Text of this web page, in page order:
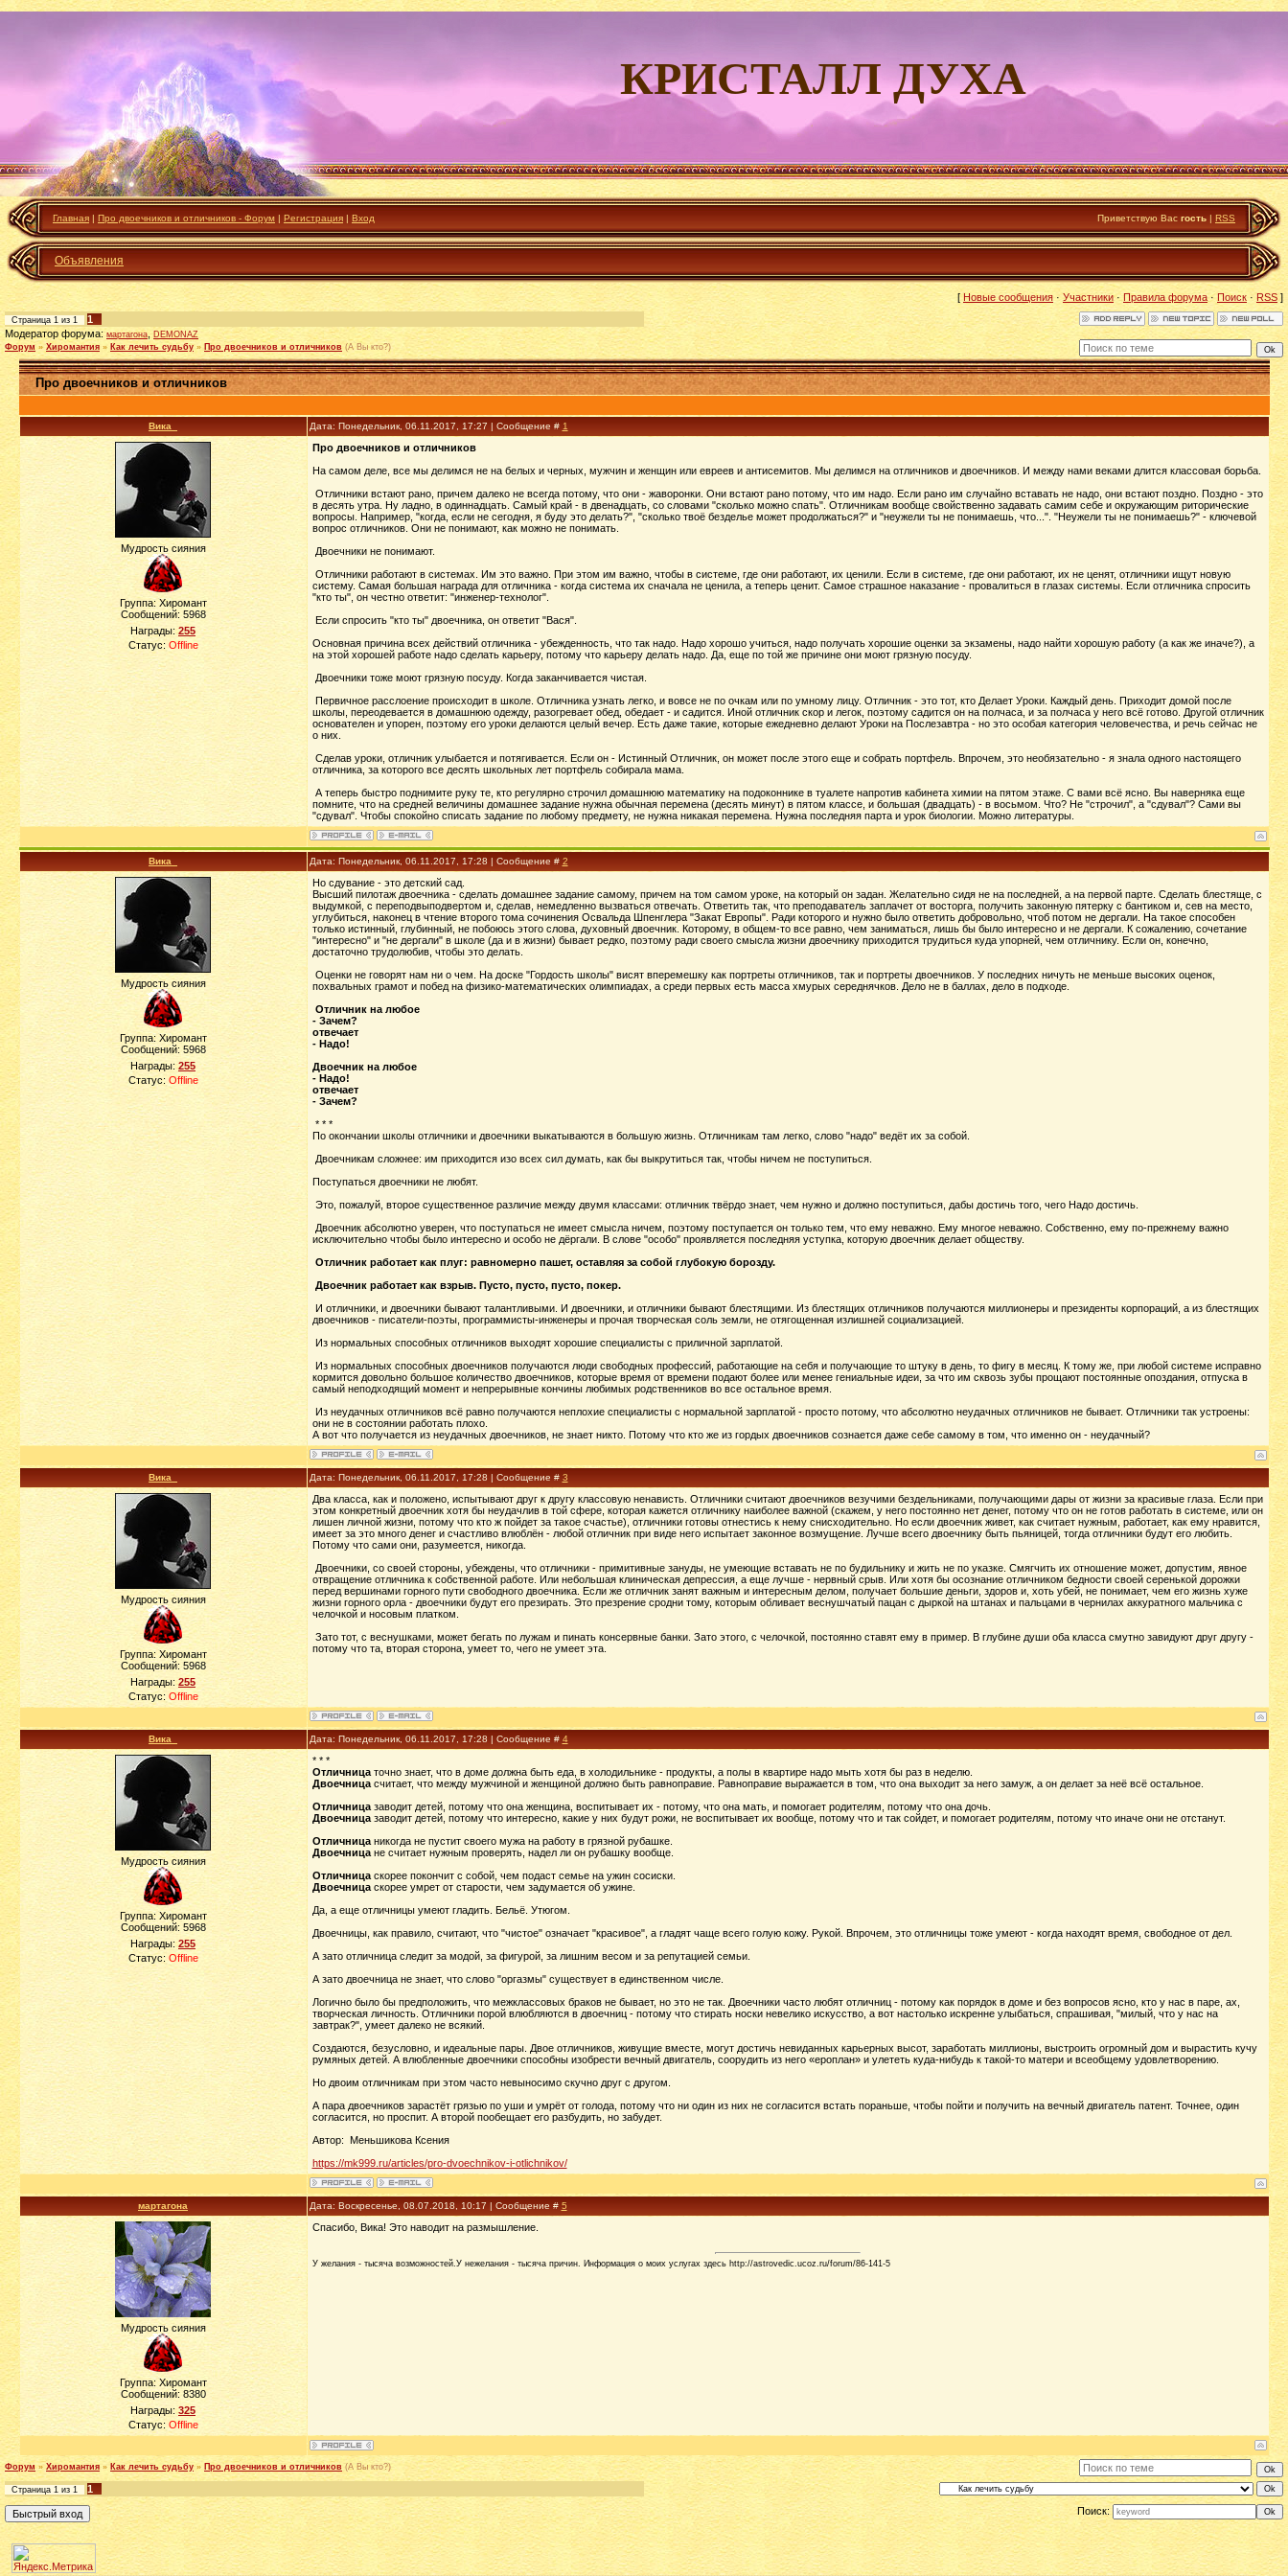
КРИСТАЛЛ ДУХА
Главная | Про двоечников и отличников - Форум | Регистрация | Вход Приветствую Вас гость | RSS
Объявления
[Новые сообщения · Участники·Правила форума·Поиск · RSS ]
Страница 1 из 1
1
Модератор форума:мартагона
DEMONAZ
Форум » Хиромантия » Как лечить судьбу » Про двоечников и отличников (А Вы кто?)
Про двоечников и отличников
Вика_ Дата: Понедельник, 06.11.2017, 17:27 | Сообщение # 1
Мудрость сияния
Группа: Хиромант
Сообщений: 5968
Награды:255
Статус: Offline
Про двоечников и отличников
На самом деле, все мы делимся не на белых и черных, мужчин и женщин или евреев и антисемитов. Мы делимся на отличников и двоечников. И между нами веками длится классовая борьба.
Отличники встают рано, причем далеко не всегда потому, что они - жаворонки. Они встают рано потому, что им надо. Если рано им случайно вставать не надо, они встают поздно. Поздно - это
в десять утра. Ну ладно, в одиннадцать. Самый край - в двенадцать, со словами "сколько можно спать". Отличникам вообще свойственно задавать самим себе и окружающим риторические
вопросы. Например, "когда, если не сегодня, я буду это делать?", "сколько твоё безделье может продолжаться?" и "неужели ты не понимаешь, что...". "Неужели ты не понимаешь?" - ключевой
вопрос отличников. Они не понимают, как можно не понимать.
Двоечники не понимают.
Отличники работают в системах. Им это важно. При этом им важно, чтобы в системе, где они работают, их ценили. Если в системе, где они работают, их не ценят, отличники ищут новую
систему. Самая большая награда для отличника - когда система их сначала не ценила, а теперь ценит. Самое страшное наказание - провалиться в глазах системы. Если отличника спросить
"кто ты", он честно ответит: "инженер-технолог".
Если спросить "кто ты" двоечника, он ответит "Вася".
Основная причина всех действий отличника - убежденность, что так надо. Надо хорошо учиться, надо получать хорошие оценки за экзамены, надо найти хорошую работу (а как же иначе?), а
на этой хорошей работе надо сделать карьеру, потому что карьеру делать надо. Да, еще по той же причине они моют грязную посуду.
Двоечники тоже моют грязную посуду. Когда заканчивается чистая.
Первичное расслоение происходит в школе. Отличника узнать легко, и вовсе не по очкам или по умному лицу. Отличник - это тот, кто Делает Уроки. Каждый день. Приходит домой после
школы, переодевается в домашнюю одежду, разогревает обед, обедает - и садится. Иной отличник скор и легок, поэтому садится он на полчаса, и за полчаса у него всё готово. Другой отличник
основателен и упорен, поэтому его уроки делаются целый вечер. Есть даже такие, которые ежедневно делают Уроки на Послезавтра - но это особая категория человечества, и речь сейчас не
о них.
Сделав уроки, отличник улыбается и потягивается. Если он - Истинный Отличник, он может после этого еще и собрать портфель. Впрочем, это необязательно - я знала одного настоящего
отличника, за которого все десять школьных лет портфель собирала мама.
А теперь быстро поднимите руку те, кто регулярно строчил домашнюю математику на подоконнике в туалете напротив кабинета химии на пятом этаже. С вами всё ясно. Вы наверняка еще
помните, что на средней величины домашнее задание нужна обычная перемена (десять минут) в пятом классе, и большая (двадцать) - в восьмом. Что? Не "строчил", а "сдувал"? Сами вы
"сдувал". Чтобы спокойно списать задание по любому предмету, не нужна никакая перемена. Нужна последняя парта и урок биологии. Можно литературы.
Вика_ Дата: Понедельник, 06.11.2017, 17:28 | Сообщение # 2
Мудрость сияния
Группа: Хиромант
Сообщений: 5968
Награды:255
Статус: Offline
Но сдувание - это детский сад.
Высший пилотаж двоечника - сделать домашнее задание самому, причем на том самом уроке, на который он задан. Желательно сидя не на последней, а на первой парте. Сделать блестяще, с
выдумкой, с переподвыподвертом и, сделав, немедленно вызваться отвечать. Ответить так, что преподаватель заплачет от восторга, получить законную пятерку с бантиком и, сев на место,
углубиться, наконец в чтение второго тома сочинения Освальда Шпенглера "Закат Европы". Ради которого и нужно было ответить добровольно, чтоб потом не дергали. На такое способен
только истинный, глубинный, не побоюсь этого слова, духовный двоечник. Которому, в общем-то все равно, чем заниматься, лишь бы было интересно и не дергали. К сожалению, сочетание
"интересно" и "не дергали" в школе (да и в жизни) бывает редко, поэтому ради своего смысла жизни двоечнику приходится трудиться куда упорней, чем отличнику. Если он, конечно,
достаточно трудолюбив, чтобы это делать.
Оценки не говорят нам ни о чем. На доске "Гордость школы" висят вперемешку как портреты отличников, так и портреты двоечников. У последних ничуть не меньше высоких оценок,
похвальных грамот и побед на физико-математических олимпиадах, а среди первых есть масса хмурых середнячков. Дело не в баллах, дело в подходе.
Отличник на любое
- Зачем?
отвечает
- Надо!
Двоечник на любое
- Надо!
отвечает
- Зачем?
* * *
По окончании школы отличники и двоечники выкатываются в большую жизнь. Отличникам там легко, слово "надо" ведёт их за собой.
Двоечникам сложнее: им приходится изо всех сил думать, как бы выкрутиться так, чтобы ничем не поступиться.
Поступаться двоечники не любят.
Это, пожалуй, второе существенное различие между двумя классами: отличник твёрдо знает, чем нужно и должно поступиться, дабы достичь того, чего Надо достичь.
Двоечник абсолютно уверен, что поступаться не имеет смысла ничем, поэтому поступается он только тем, что ему неважно. Ему многое неважно. Собственно, ему по-прежнему важно
исключительно чтобы было интересно и особо не дёргали. В слове "особо" проявляется последняя уступка, которую двоечник делает обществу.
Отличник работает как плуг: равномерно пашет, оставляя за собой глубокую борозду.
Двоечник работает как взрыв. Пусто, пусто, пусто, покер.
И отличники, и двоечники бывают талантливыми. И двоечники, и отличники бывают блестящими. Из блестящих отличников получаются миллионеры и президенты корпораций, а из блестящих
двоечников - писатели-поэты, программисты-инженеры и прочая творческая соль земли, не отягощенная излишней социализацией.
Из нормальных способных отличников выходят хорошие специалисты с приличной зарплатой.
Из нормальных способных двоечников получаются люди свободных профессий, работающие на себя и получающие то штуку в день, то фигу в месяц. К тому же, при любой системе исправно
кормится довольно большое количество двоечников, которые время от времени подают более или менее гениальные идеи, за что им сквозь зубы прощают постоянные опоздания, отпуска в
самый неподходящий момент и непрерывные кончины любимых родственников во все остальное время.
Из неудачных отличников всё равно получаются неплохие специалисты с нормальной зарплатой - просто потому, что абсолютно неудачных отличников не бывает. Отличники так устроены:
они не в состоянии работать плохо.
А вот что получается из неудачных двоечников, не знает никто. Потому что кто же из гордых двоечников сознается даже себе самому в том, что именно он - неудачный?
Вика_ Дата: Понедельник, 06.11.2017, 17:28 | Сообщение # 3
Мудрость сияния
Группа: Хиромант
Сообщений: 5968
Награды:255
Статус: Offline
Два класса, как и положено, испытывают друг к другу классовую ненависть. Отличники считают двоечников везучими бездельниками, получающими дары от жизни за красивые глаза. Если при
этом конкретный двоечник хотя бы неудачлив в той сфере, которая кажется отличнику наиболее важной (скажем, у него постоянно нет денег, потому что он не готов работать в системе, или он
лишен личной жизни, потому что кто ж пойдет за такое счастье), отличники готовы отнестись к нему снисходительно. Но если двоечник живет, как считает нужным, работает, как ему нравится,
имеет за это много денег и счастливо влюблён - любой отличник при виде него испытает законное возмущение. Лучше всего двоечнику быть пьяницей, тогда отличники будут его любить.
Потому что сами они, разумеется, никогда.
Двоечники, со своей стороны, убеждены, что отличники - примитивные зануды, не умеющие вставать не по будильнику и жить не по указке. Смягчить их отношение может, допустим, явное
отвращение отличника к собственной работе. Или небольшая клиническая депрессия, а еще лучше - нервный срыв. Или хотя бы осознание отличником бедности своей серенькой дорожки
перед вершинами горного пути свободного двоечника. Если же отличник занят важным и интересным делом, получает большие деньги, здоров и, хоть убей, не понимает, чем его жизнь хуже
жизни горного орла - двоечники будут его презирать. Это презрение сродни тому, которым обливает веснушчатый пацан с дыркой на штанах и пальцами в чернилах аккуратного мальчика с
челочкой и носовым платком.
Зато тот, с веснушками, может бегать по лужам и пинать консервные банки. Зато этого, с челочкой, постоянно ставят ему в пример. В глубине души оба класса смутно завидуют друг другу -
потому что та, вторая сторона, умеет то, чего не умеет эта.
Вика_ Дата: Понедельник, 06.11.2017, 17:28 | Сообщение # 4
Мудрость сияния
Группа: Хиромант
Сообщений: 5968
Награды:255
Статус: Offline
* * *
Отличницаточно знает, что в доме должна быть еда, в холодильнике - продукты, а полы в квартире надо мыть хотя бы раз в неделю.
Двоечницасчитает, что между мужчиной и женщиной должно быть равноправие. Равноправие выражается в том, что она выходит за него замуж, а он делает за неё всё остальное.
Отличницазаводит детей, потому что она женщина, воспитывает их - потому, что она мать, и помогает родителям, потому что она дочь.
Двоечницазаводит детей, потому что интересно, какие у них будут рожи, не воспитывает их вообще, потому что и так сойдет, и помогает родителям, потому что иначе они не отстанут.
Отличницаникогда не пустит своего мужа на работу в грязной рубашке.
Двоечницане считает нужным проверять, надел ли он рубашку вообще.
Отличницаскорее покончит с собой, чем подаст семье на ужин сосиски.
Двоечницаскорее умрет от старости, чем задумается об ужине.
Да, а еще отличницы умеют гладить. Бельё. Утюгом.
Двоечницы, как правило, считают, что "чистое" означает "красивое", а гладят чаще всего голую кожу. Рукой. Впрочем, это отличницы тоже умеют - когда находят время, свободное от дел.
А зато отличница следит за модой, за фигурой, за лишним весом и за репутацией семьи.
А зато двоечница не знает, что слово "оргазмы" существует в единственном числе.
Логично было бы предположить, что межклассовых браков не бывает, но это не так. Двоечники часто любят отличниц - потому как порядок в доме и без вопросов ясно, кто у нас в паре, ах,
творческая личность. Отличники порой влюбляются в двоечниц - потому что стирать носки невелико искусство, а вот настолько искренне улыбаться, спрашивая, "милый, что у нас на
завтрак?", умеет далеко не всякий.
Создаются, безусловно, и идеальные пары. Двое отличников, живущие вместе, могут достичь невиданных карьерных высот, заработать миллионы, выстроить огромный дом и вырастить кучу
румяных детей. А влюбленные двоечники способны изобрести вечный двигатель, соорудить из него «ероплан» и улететь куда-нибудь к такой-то матери и всеобщему удовлетворению.
Но двоим отличникам при этом часто невыносимо скучно друг с другом.
А пара двоечников зарастёт грязью по уши и умрёт от голода, потому что ни один из них не согласится встать пораньше, чтобы пойти и получить на вечный двигатель патент. Точнее, один
согласится, но проспит. А второй пообещает его разбудить, но забудет.
Автор: Меньшикова Ксения
https://mk999.ru/articles/pro-dvoechnikov-i-otlichnikov/
мартагона Дата: Воскресенье, 08.07.2018, 10:17 | Сообщение # 5
Мудрость сияния
Группа: Хиромант
Сообщений: 8380
Награды:325
Статус: Offline
Спасибо, Вика! Это наводит на размышление.
У желания - тысяча возможностей.У нежелания - тысяча причин. Информация о моих услугах здесь http://astrovedic.ucoz.ru/forum/86-141-5
Форум » Хиромантия » Как лечить судьбу » Про двоечников и отличников (А Вы кто?)
Страница 1 из 1
1
Поиск: